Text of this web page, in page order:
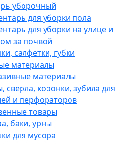
уборочный
для уборки пола
для уборки на улице и
за почвой
салфетки, губки
материалы
материалы
сверла, коронки, зубила для
и перфораторов
товары
баки, урны
для мусора